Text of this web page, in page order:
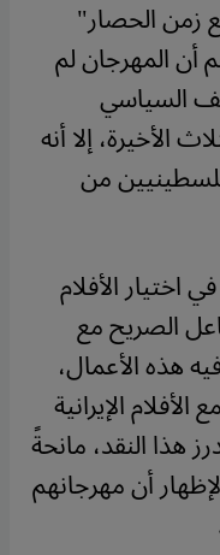
زمن الحصار"
المهرجان لم
السياسي
الأخيرة، إلا أنه
من
اختيار الأفلام
الصريح مع
هذه الأعمال،
الإيرانية
هذا النقد، مانحةً
أن مهرجانهم